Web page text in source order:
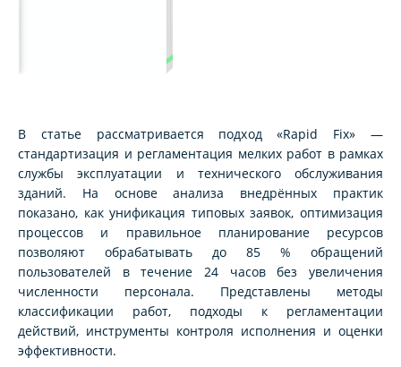
В статье рассматривается подход «Rapid Fix» —
стандартизация и регламентация мелких работ в рамках
службы эксплуатации и технического обслуживания
зданий. На основе анализа внедрённых практик
показано, как унификация типовых заявок, оптимизация
процессов и правильное планирование ресурсов
позволяют обрабатывать до 85 % обращений
пользователей в течение 24 часов без увеличения
численности персонала. Представлены методы
классификации работ, подходы к регламентации
действий, инструменты контроля исполнения и оценки
эффективности.